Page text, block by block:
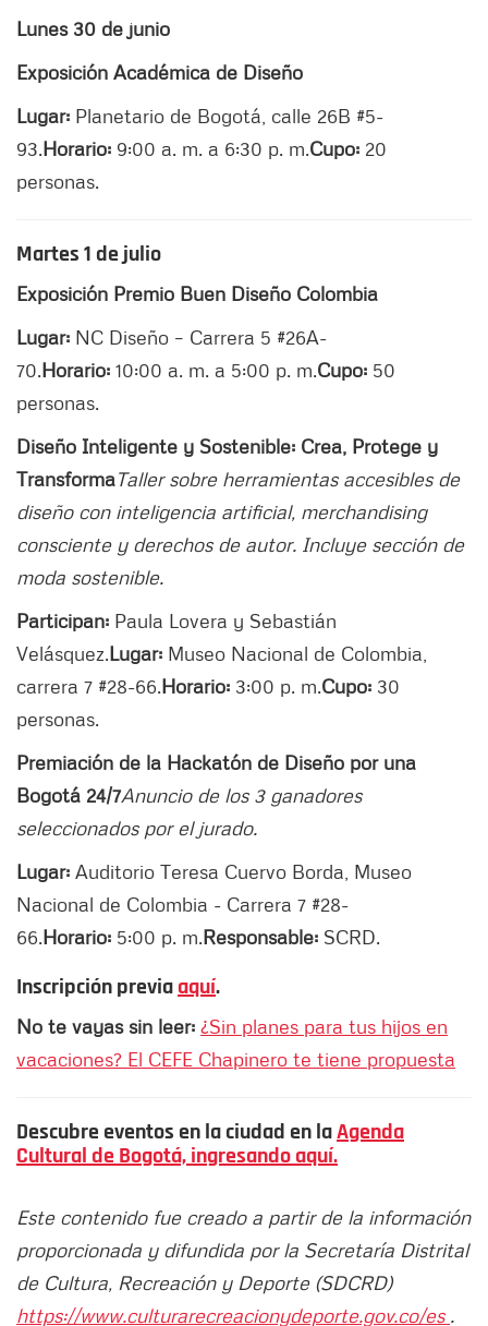
Lunes 30 de junio
Exposición Académica de Diseño
Lugar: Planetario de Bogotá, calle 26B #5-
93.Horario: 9:00 a. m. a 6:30 p. m.Cupo: 20
personas.
Martes 1 de julio
Exposición Premio Buen Diseño Colombia
Lugar: NC Diseño – Carrera 5 #26A-
70.Horario: 10:00 a. m. a 5:00 p. m.Cupo: 50
personas.
Diseño Inteligente y Sostenible: Crea, Protege y
TransformaTaller sobre herramientas accesibles de
diseño con inteligencia artificial, merchandising
consciente y derechos de autor. Incluye sección de
moda sostenible.
Participan: Paula Lovera y Sebastián
Velásquez.Lugar: Museo Nacional de Colombia,
carrera 7 #28-66.Horario: 3:00 p. m.Cupo: 30
personas.
Premiación de la Hackatón de Diseño por una
Bogotá 24/7Anuncio de los 3 ganadores
seleccionados por el jurado.
Lugar: Auditorio Teresa Cuervo Borda, Museo
Nacional de Colombia - Carrera 7 #28-
66.Horario: 5:00 p. m.Responsable: SCRD.
Inscripción previaaquí.
No te vayas sin leer: ¿Sin planes para tus hijos en
vacaciones? El CEFE Chapinero te tiene propuesta
Descubre eventos en la ciudad en laAgenda
Cultural de Bogotá, ingresando aquí.
Este contenido fue creado a partir de la información
proporcionada y difundida por la Secretaría Distrital
de Cultura, Recreación y Deporte (SDCRD)
https://www.culturarecreacionydeporte.gov.co/es .